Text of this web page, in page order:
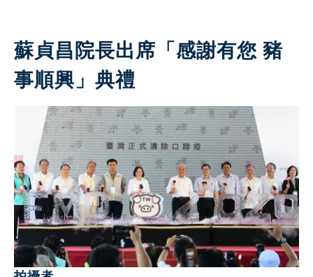
蘇貞昌院長出席「感謝有您 豬
事順興」典禮